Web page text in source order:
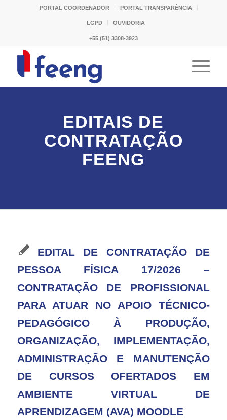
PORTAL COORDENADOR PORTAL TRANSPARÊNCIA
LGPD OUVIDORIA
+55 (51) 3308-3923
EDITAIS DE
CONTRATAÇÃO
FEENG
EDITAL DE CONTRATAÇÃO DE
PESSOA FÍSICA 17/2026 –
CONTRATAÇÃO DE PROFISSIONAL
PARA ATUAR NO APOIO TÉCNICO-
PEDAGÓGICO À PRODUÇÃO,
ORGANIZAÇÃO, IMPLEMENTAÇÃO,
ADMINISTRAÇÃO E MANUTENÇÃO
DE CURSOS OFERTADOS EM
AMBIENTE VIRTUAL DE
APRENDIZAGEM (AVA) MOODLE